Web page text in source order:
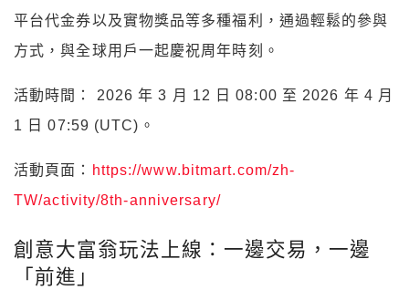
平台代金券以及實物獎品等多種福利，通過輕鬆的參與
方式，與全球用戶一起慶祝周年時刻。
活動時間： 2026 年 3 月 12 日 08:00 至 2026 年 4 月
1 日 07:59 (UTC)。
活動頁面：
https://www.bitmart.com/zh-
TW/activity/8th-anniversary/
創意大富翁玩法上線：一邊交易，一邊
「前進」